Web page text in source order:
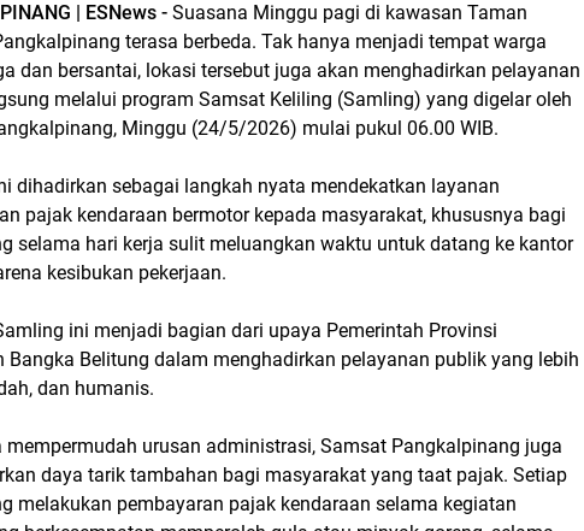
| ESNews - Suasana Minggu pagi di kawasan Taman
terasa berbeda. Tak hanya menjadi tempat warga
dan bersantai, lokasi tersebut juga akan menghadirkan pelayanan
melalui program Samsat Keliling (Samling) yang digelar oleh
Minggu (24/5/2026) mulai pukul 06.00 WIB.
dihadirkan sebagai langkah nyata mendekatkan layanan
pajak kendaraan bermotor kepada masyarakat, khususnya bagi
selama hari kerja sulit meluangkan waktu untuk datang ke kantor
kesibukan pekerjaan.
ini menjadi bagian dari upaya Pemerintah Provinsi
Bangka Belitung dalam menghadirkan pelayanan publik yang lebih
dan humanis.
mempermudah urusan administrasi, Samsat Pangkalpinang juga
daya tarik tambahan bagi masyarakat yang taat pajak. Setiap
melakukan pembayaran pajak kendaraan selama kegiatan